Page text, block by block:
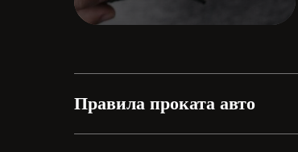
Правила проката авто